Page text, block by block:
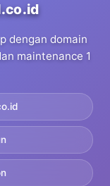
dengan domain
maintenance 1